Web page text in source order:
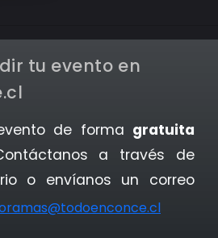
tu evento en
de forma gratuita
a través de
o envíanos un correo